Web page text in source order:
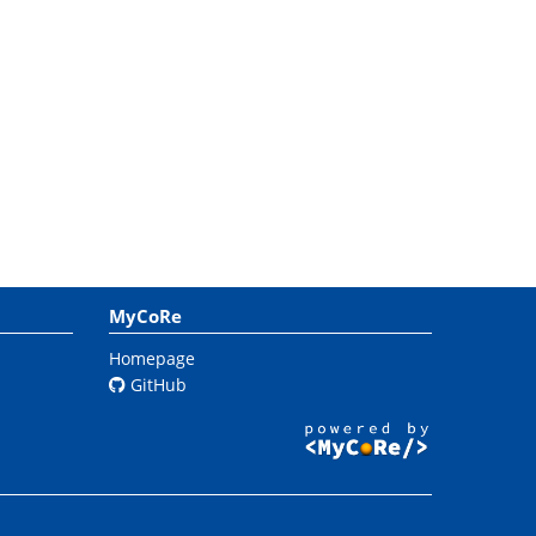
MyCoRe
Homepage
GitHub